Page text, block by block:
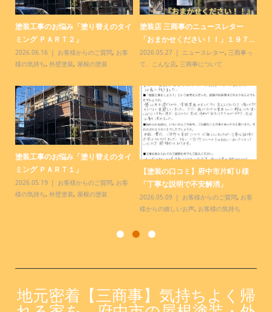
塗装工事のお悩み「塗り替えのタイ
ミング ＰＡＲＴ２」
2026.06.16 お客様からのご質問, お客
様の気持ち, 外壁塗装, 屋根の塗装
塗装店 三商事のニュースレター
「おまかせください！！」１９７...
2026.05.27 ニュースレター, 三商事っ
て、こんな店, 三商事について
塗装工事のお悩み「塗り替えのタイ
ミング ＰＡＲＴ１」
2026.05.19 お客様からのご質問, お客
様の気持ち, 外壁塗装, 屋根の塗装
【塗装の口コミ】府中市片町Ｕ様
「丁寧な説明で不安解消」
2026.05.09 お客様からのご質問, お客
様からの嬉しいお声, お客様の気持ち
地元密着【三商事】気持ちよく帰